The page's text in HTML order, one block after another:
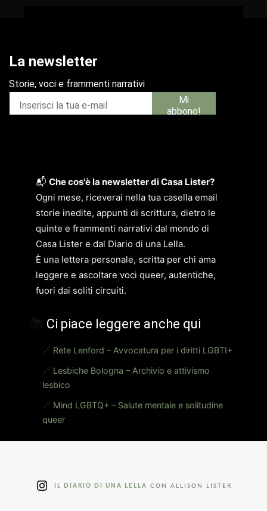
📬 Che cos'è la newsletter di Casa Lister?
Ogni mese, riceverai nella tua casella email
storie inedite, appunti di scrittura, dietro le
quinte e frammenti narrativi dal mondo di
Casa Lister e dal Diario di una Lella.
È una lettera personale, scritta per chi ama
leggere e ascoltare voci queer, autentiche,
fuori dai soliti circuiti.
Ci piace leggere anche qui
🔗 Rete Lenford – Avvocatura per i diritti LGBTI+
🔗 Lesbiche Bologna – Archivio e attivismo
lesbico
🔗 Mind LGBTQ+ – Salute mentale e solitudine
queer
IL DIARIO DI UNA LELLA CON ALLISON LISTER